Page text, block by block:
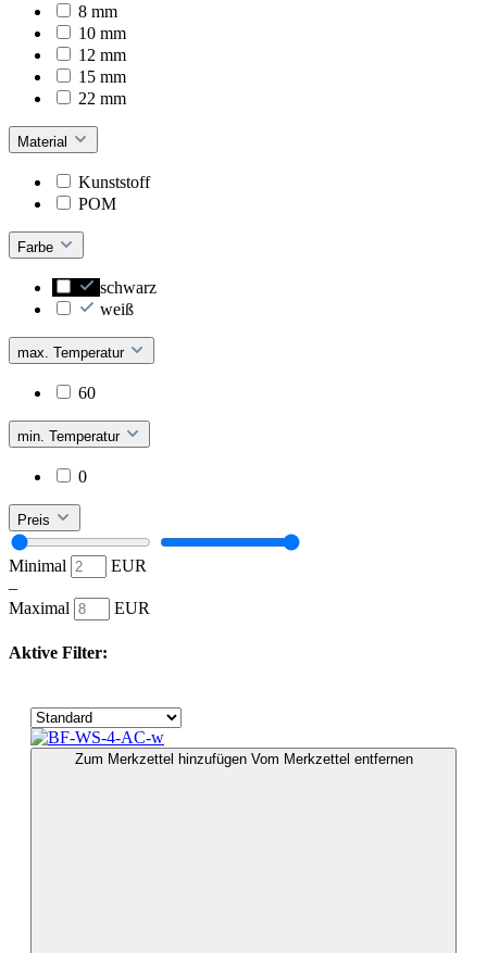
8 mm
10 mm
12 mm
15 mm
22 mm
Material
Kunststoff
POM
Farbe
schwarz
weiß
max. Temperatur
60
min. Temperatur
0
Preis
Minimal
EUR
–
Maximal
EUR
Aktive Filter:
Zum Merkzettel hinzufügen Vom Merkzettel entfernen